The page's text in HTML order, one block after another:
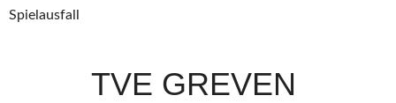
Spielausfall
TVE GREVEN